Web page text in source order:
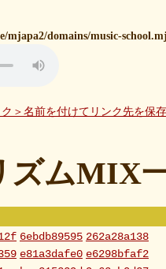
mjapa2/domains/music-
＞名前を付けてリンク先を保
ズムMIX
6ebdb89595 262a28a138
e81a3dafe0 e6298bfaf2